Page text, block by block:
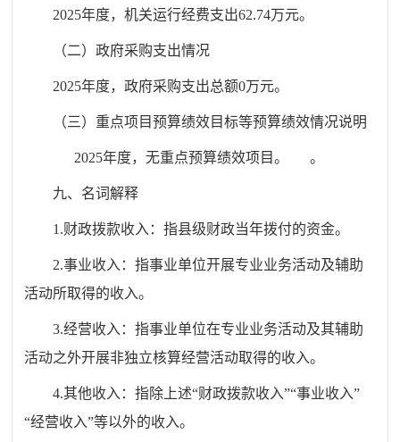
2025年度，机关运行经费支出62.74万元。
（二）政府采购支出情况
2025年度，政府采购支出总额0万元。
（三）重点项目预算绩效目标等预算绩效情况说明
2025年度，无重点预算绩效项目。 。
九、名词解释
1.财政拨款收入：指县级财政当年拨付的资金。
2.事业收入：指事业单位开展专业业务活动及辅助
活动所取得的收入。
3.经营收入：指事业单位在专业业务活动及其辅助
活动之外开展非独立核算经营活动取得的收入。
4.其他收入：指除上述“财政拨款收入”“事业收入”
“经营收入”等以外的收入。